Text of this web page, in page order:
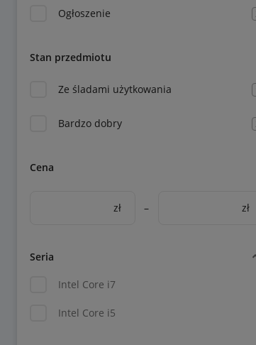
Ogłoszenie
Stan przedmiotu
Ze śladami użytkowania
Bardzo dobry
Cena
zł – zł
Seria
Intel Core i7
Intel Core i5